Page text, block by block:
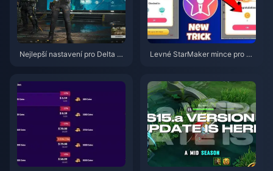
Nejlepší nastavení pro Delta Fo
Levné StarMaker mince pro ko